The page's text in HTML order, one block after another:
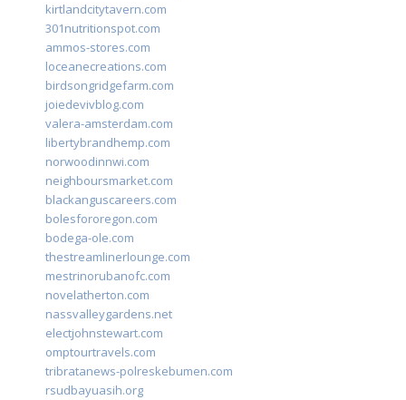
kirtlandcitytavern.com
301nutritionspot.com
ammos-stores.com
loceanecreations.com
birdsongridgefarm.com
joiedevivblog.com
valera-amsterdam.com
libertybrandhemp.com
norwoodinnwi.com
neighboursmarket.com
blackanguscareers.com
bolesfororegon.com
bodega-ole.com
thestreamlinerlounge.com
mestrinorubanofc.com
novelatherton.com
nassvalleygardens.net
electjohnstewart.com
omptourtravels.com
tribratanews-polreskebumen.com
rsudbayuasih.org